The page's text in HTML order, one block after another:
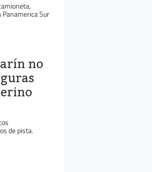
Panamerica Sur
no
de pista.